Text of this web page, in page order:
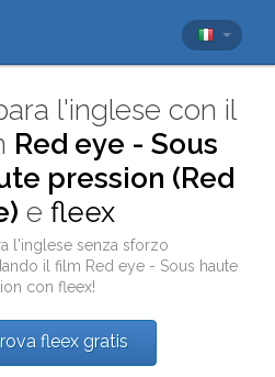
l'inglese con il
Red eye - Sous
pression (Red
efleex
l'inglese senza sforzo
il film Red eye - Sous haute
confleex!
fleex gratis